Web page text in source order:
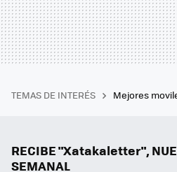
TEMAS DE INTERÉS Mejores
RECIBE "Xatakaletter",
SEMANAL